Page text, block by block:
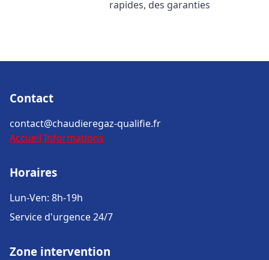
rapides, des garanties
Contact
contact@chaudieregaz-qualifie.fr
Accueil Informations
Horaires
Lun-Ven: 8h-19h
Service d'urgence 24/7
Zone intervention